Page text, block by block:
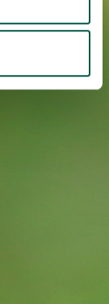
your use